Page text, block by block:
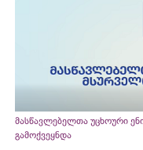
მასწავლებელთა უცხოური
გამოქვეყნდა